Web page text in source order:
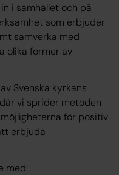
i samhället och på
som erbjuder
samverka med
olika former av
Svenska kyrkans
vi sprider metoden
för positiv
erbjuda
med: